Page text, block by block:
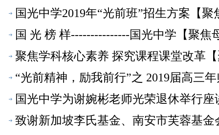
国光中学2019年“光前班”招生方案【聚
国 光 榜 样---------------国光中学【聚焦
聚焦学科核心素养 探究课程课堂改革
“光前精神，励我前行”之 2019届高三
国光中学为谢婉彬老师光荣退休举行
致谢新加坡李氏基金、南安市芙蓉基金